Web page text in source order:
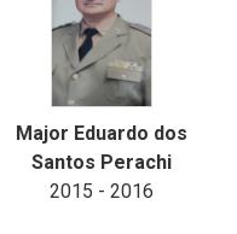
Major Eduardo dos
Santos Perachi
2015 - 2016